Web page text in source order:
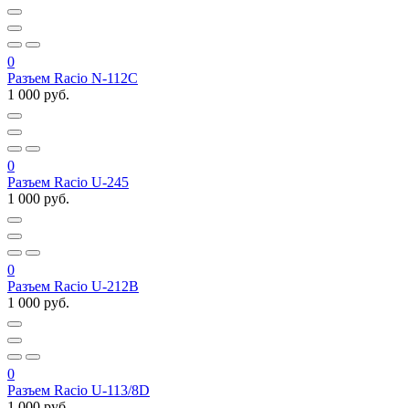
0
Разъем Racio N-112C
1 000 руб.
0
Разъем Racio U-245
1 000 руб.
0
Разъем Racio U-212B
1 000 руб.
0
Разъем Racio U-113/8D